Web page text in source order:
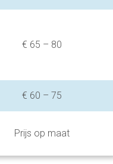
€ 65 – 80
€ 60 – 75
Prijs op maat